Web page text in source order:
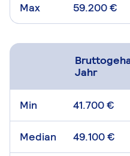
Max 59.200 €
Jahr
Min 41.700 €
Median 49.100 €